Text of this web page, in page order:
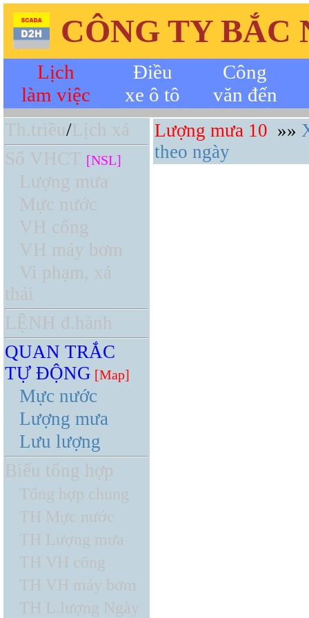
CÔNG TY BẮC
Lịch
làm việc
Điều
xe ô tô
Công
văn đến
Th.triều/Lịch xả
Sổ VHCT [NSL]
Lượng mưa
Mực nước
VH cống
VH máy bơm
Vi phạm, xả
thải
LỆNH đ.hành
QUAN TRẮC
TỰ ĐỘNG [Map]
Mực nước
Lượng mưa
Lưu lượng
Biểu tổng hợp
Tổng hợp chung
TH Mực nước
TH Lượng mưa
TH VH cống
TH VH máy bơm
TH L.lượng Ngày
Lượng mưa 10 »»
theo ngày